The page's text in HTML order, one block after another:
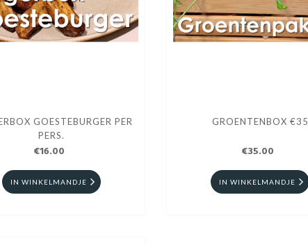
GOESTEBURGER PER
PERS.
€16.00
IN WINKELMANDJE
GROENTENBOX €35
€35.00
IN WINKELMANDJE